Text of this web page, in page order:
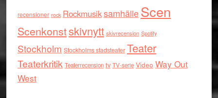
recensioner rock RockmusiksamhälleScen
Scenkonstskivnytt skivrecension Spotify
Stockholm Stockholms stadsteater Teater
Teaterkritik Teaterrecension tv TV-serie Video Way Out
West